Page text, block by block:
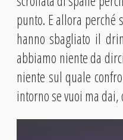
punto. E allora
hanno sbagliato il
abbiamo niente da
niente sul quale
intorno se vuoi ma dai,